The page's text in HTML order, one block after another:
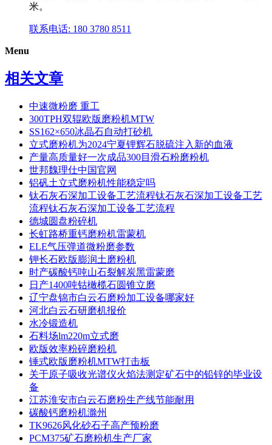
米。
联系电话: 180 3780 8511
Menu
相关文章
中速微粉磨 重工
300TPH双辊欧版磨粉机MTW
SS162×650冰晶石自动打砂机
立式磨粉机为2024宁夏锂辉石脱硫注入新的血液
产量高质量好一次成品300目滑石粉磨粉机
世邦魏理仕中国官网
铝矾土立式磨粉机性能稳定吗
钛石灰石深加工设备工艺流程钛石灰石深加工设备工艺
流程钛石灰石深加工设备工艺流程
德城圆盘粉碎机
长虹路桥重钙磨粉机雷蒙机
ELE气压弹道微粉磨参数
钾长石欧版膨润土磨粉机
时产碳酸钙吨山石裂解炭黑雷蒙磨
日产1400吨钴橄榄石圆锥立磨
辽宁盘锦市白云石磨粉加工设备哪家好
河北白云石研磨机报价
水冷锻造机
石料场lm220m立式磨
欧版效率粉碎磨粉机
锤式欧版磨粉机MTW打击板
关于原子吸收光谱仪火焰法测定矿石中的铅锌的毕业设
备
江苏淮安市白云石磨粉生产线节能耐用
碳酸钙磨粉机滁州
TK9626风化砂石子高产预粉磨
PCM375矿石磨粉机生产厂家